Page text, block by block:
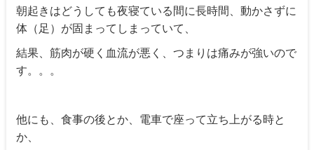
朝起きはどうしても夜寝ている間に長時間、動かさずに
体（足）が固まってしまっていて、
結果、筋肉が硬く血流が悪く、つまりは痛みが強いので
す。。。
他にも、食事の後とか、電車で座って立ち上がる時と
か、